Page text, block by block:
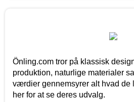
Önling.com tror på klassisk
produktion, naturlige materialer
værdier gennemsyrer alt hvad de
her for at se deres udvalg.